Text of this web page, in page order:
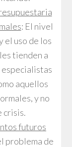
: El nivel
el uso de los
tienden a
aquellos
y no
crisis.
futuros
problema de